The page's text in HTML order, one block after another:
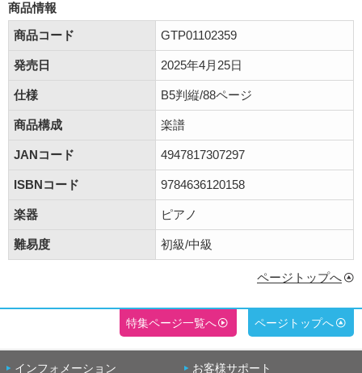
商品情報
商品コード
GTP01102359
発売日 2025年4月25日
仕様 B5判縦/88ページ
商品構成 楽譜
JANコード 4947817307297
ISBNコード 9784636120158
楽器 ピアノ
難易度 初級/中級
ページトップへ
特集ページ一覧へ ページトップへ
インフォメーション お客様サポート